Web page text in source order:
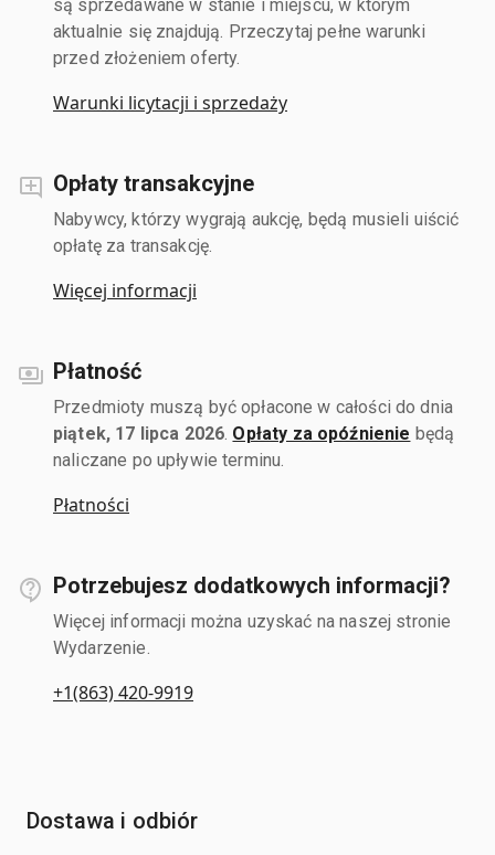
są sprzedawane w stanie i miejscu, w którym
aktualnie się znajdują. Przeczytaj pełne warunki
przed złożeniem oferty.
Warunki licytacji i sprzedaży
Opłaty transakcyjne
Nabywcy, którzy wygrają aukcję, będą musieli uiścić
opłatę za transakcję.
Więcej informacji
Płatność
Przedmioty muszą być opłacone w całości do dnia
piątek, 17 lipca 2026 Opłaty za opóźnienie będą
naliczane po upływie terminu.
Płatności
Potrzebujesz dodatkowych informacji?
Więcej informacji można uzyskać na naszej stronie
Wydarzenie.
+1(863) 420-9919
Dostawa i odbiór